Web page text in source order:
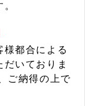
様都合による
いておりま
ご納得の上で